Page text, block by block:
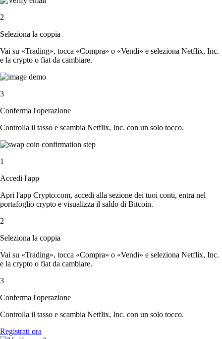
2
Seleziona la coppia
Vai su «Trading», tocca «Compra» o «Vendi» e seleziona Netflix, Inc.
e la crypto o fiat da cambiare.
3
Conferma l'operazione
Controlla il tasso e scambia Netflix, Inc. con un solo tocco.
1
Accedi l'app
Apri l'app Crypto.com, accedi alla sezione dei tuoi conti, entra nel
portafoglio crypto e visualizza il saldo di Bitcoin.
2
Seleziona la coppia
Vai su «Trading», tocca «Compra» o «Vendi» e seleziona Netflix, Inc.
e la crypto o fiat da cambiare.
3
Conferma l'operazione
Controlla il tasso e scambia Netflix, Inc. con un solo tocco.
Registrati ora